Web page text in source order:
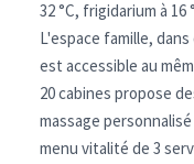
32 °C, frigidarium à
L'espace famille,
est accessible au
20 cabines propose
massage
menu vitalité de 3